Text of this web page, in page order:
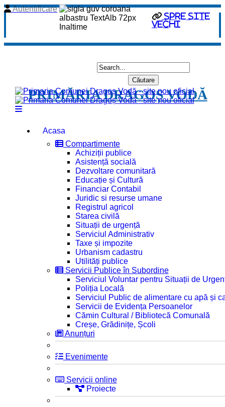
spre site
vechi
Autentificare
PRIMĂRIA DRAGOȘ VODĂ
Acasa
Compartimente
Achiziții publice
Asistență socială
Dezvoltare comunitară
Educație și Cultură
Financiar Contabil
Juridic si resurse umane
Registrul agricol
Starea civilă
Situații de urgență
Serviciul Administrativ
Taxe și impozite
Urbanism cadastru
Utilități publice
Servicii Publice în Subordine
Serviciul Voluntar pentru Situații de
Poliția Locală
Serviciul Public de alimentare cu apă și
Servicii de Evidența Persoanelor
Cămin Cultural / Bibliotecă Comunală
Creșe, Grădinițe, Școli
Anunțuri
Evenimente
Servicii online
Proiecte